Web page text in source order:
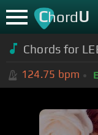
ChordU
Chords for
124.75 bpm E